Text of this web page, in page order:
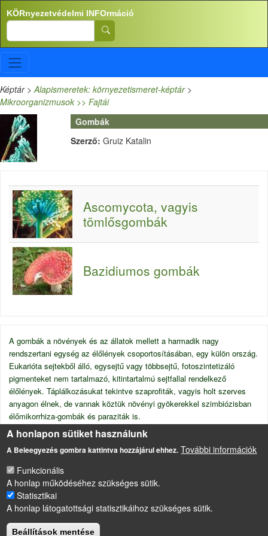
Ugrás a tartalomra
KÖRnyezetvédelmi INFOrmáció
Search
Képtár>Alapismeretek: környezetismeret-képtár>
Mikroorganizmusok >> Fajtái
Gombák
Szerző: Gruiz Katalin
Ascomycota, vagyis
tömlősgombák
Bazidiumos gombák
A gombák a növények és az állatok mellett a harmadik nagy
rendszertani egység az élőlények csoportosításában, egy külön ország.
Eukarióta sejtekből álló, egysejtű vagy többsejtű, fotoszintetizáló
pigmenteket nem tartalmazó, kitintartalmú sejtfallal rendelkező
élőlények. Táplálkozásukat tekintve szaprofiták, vagyis holt szerves
anyagon élnek, de vannak köztük növényi gyökerekkel szimbiózisban
élőmikorrhiza-gombák és paraziták is.
A mikroorganizmusok közé tulajdonképpen csak az élesztőgombák és a
fonalas gombák közül a penészgombák tartoznak, de itt tárgyaljuk a
LÁBLÉC
Impresszum
Sütikezelési szabályzat
A honlapon sütiket használunk
A Beleegyezés gombra kattintva hozzájárul ehhez. További információk
Funkcionális
A honlap működéséhez szükséges sütik.
Statisztikai
A honlap látogatottsági statisztikáihoz szükséges sütik.
Beállítások mentése